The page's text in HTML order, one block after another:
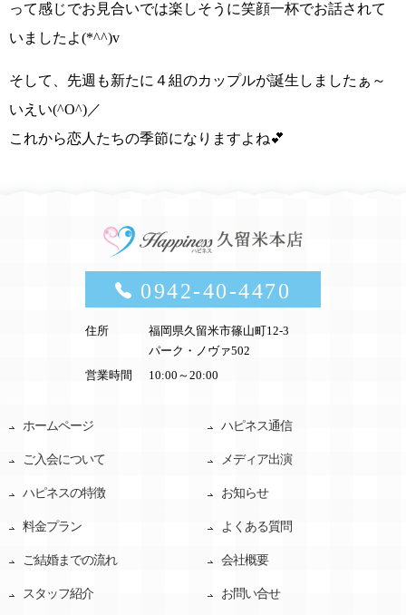
って感じでお見合いでは楽しそうに笑顔一杯でお話されて
いましたよ(*^^)v
そして、 先週も新たに４組のカップルが誕生しましたぁ～
いえい(^O^)／
これから恋人たちの季節になりますよね💕
0942-40-4470
住所
福岡県久留米市篠山町12-3
パーク・ノヴァ502
営業時間
10:00～20:00
ホームページ
ご入会について
ハピネスの特徴
料金プラン
ご結婚までの流れ
スタッフ紹介
ハピネス通信
メディア出演
お知らせ
よくある質問
会社概要
お問い合せ